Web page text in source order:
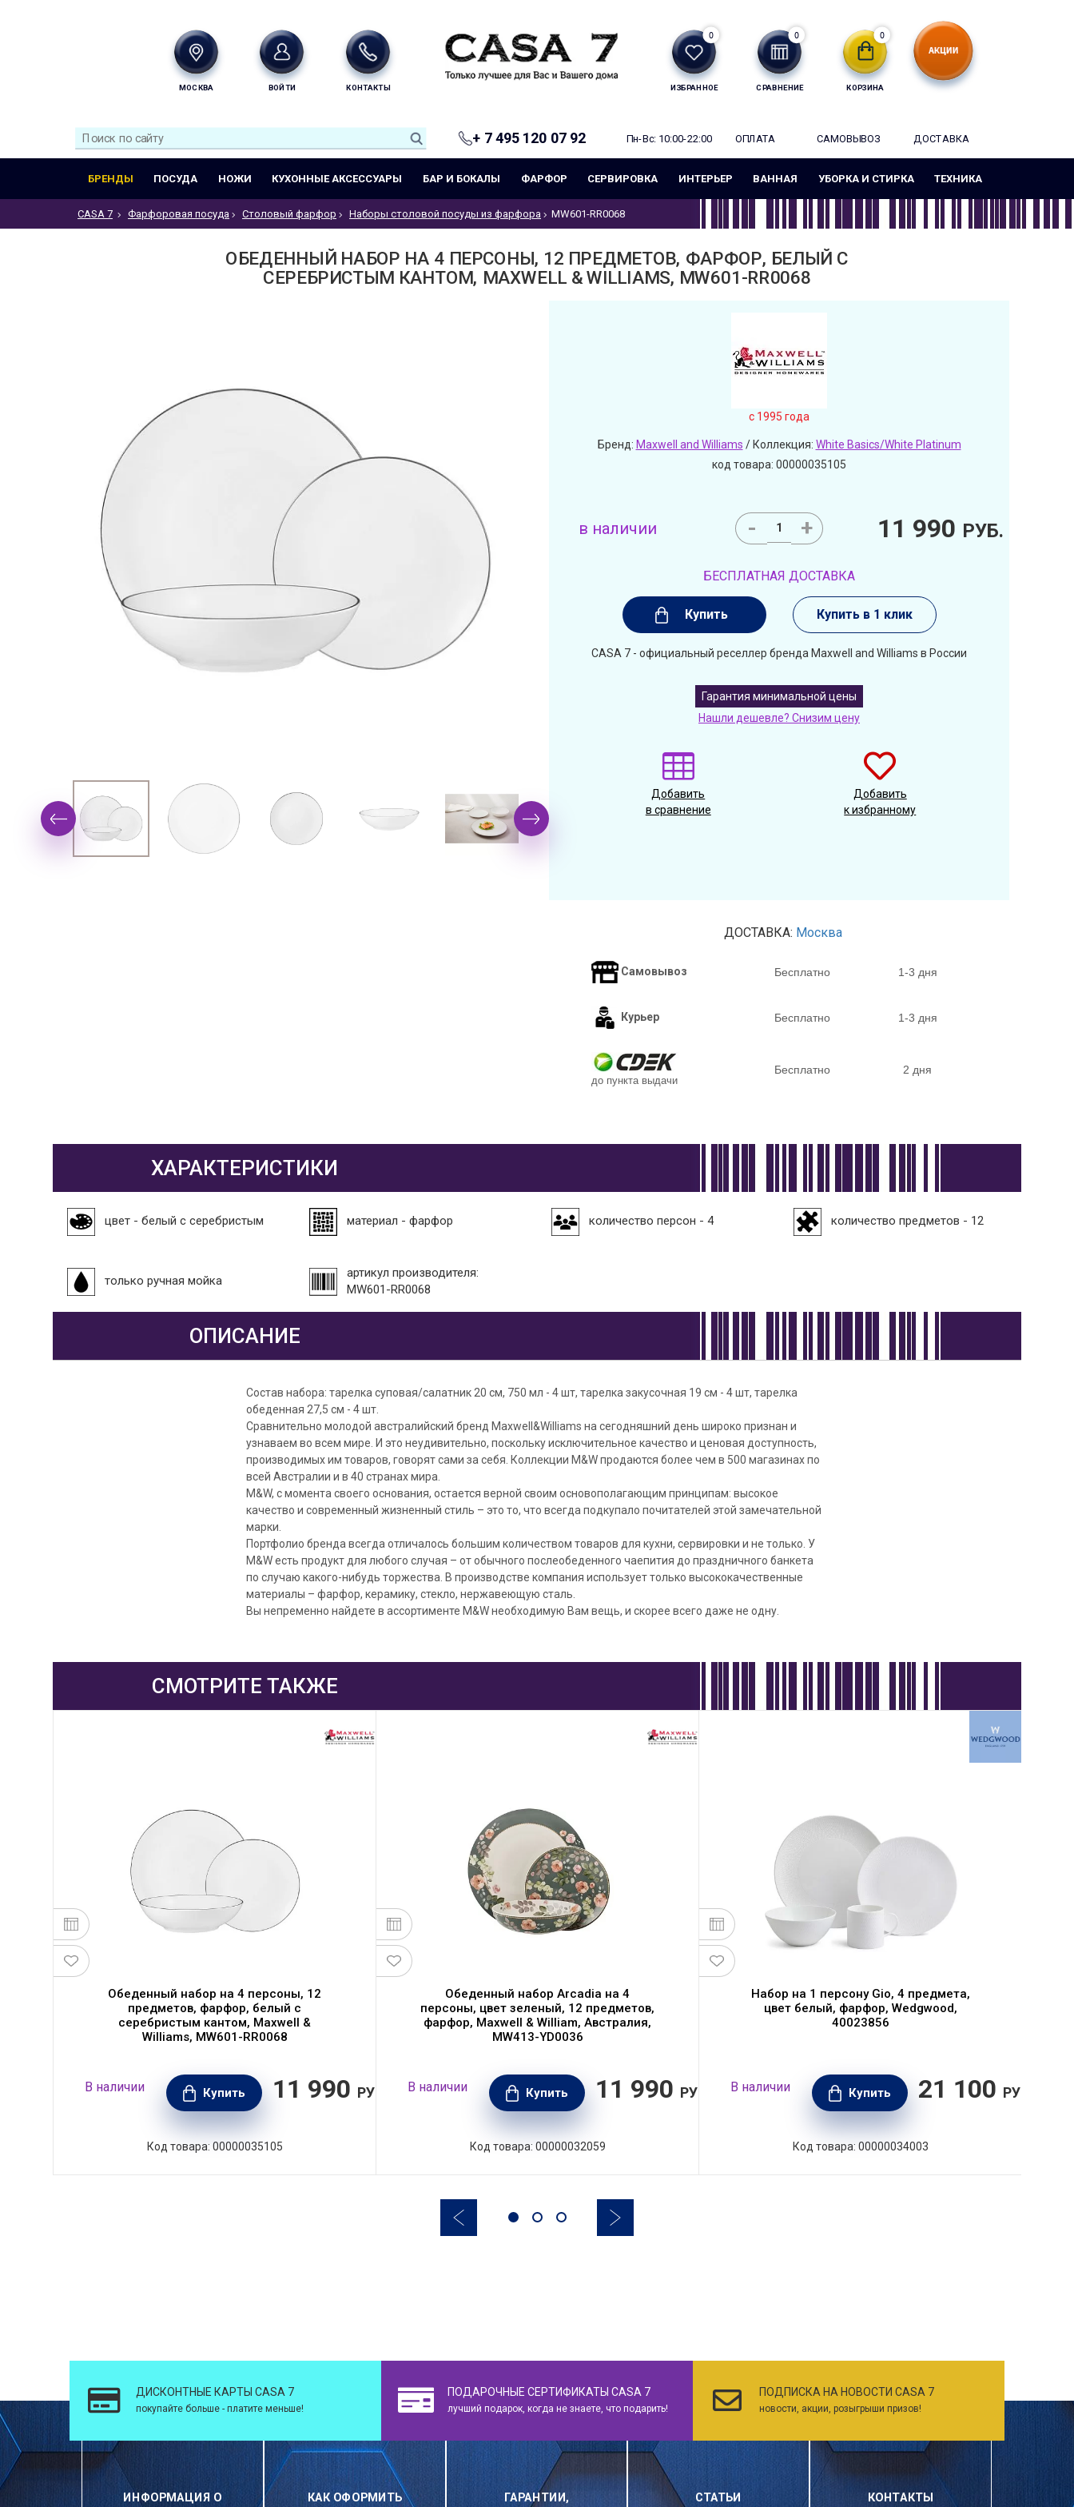
МОСКВА ВОЙТИ КОНТАКТЫ ИЗБРАННОЕ
0
СРАВНЕНИЕ
0
КОРЗИНА
0
+ 7 495 120 07 92 Пн-Вс: 10:00-22:00 ОПЛАТА САМОВЫВОЗ ДОСТАВКА
БРЕНДЫ ПОСУДА НОЖИ КУХОННЫЕ АКСЕССУАРЫ БАР И БОКАЛЫ ФАРФОР СЕРВИРОВКА ИНТЕРЬЕР ВАННАЯ УБОРКА И СТИРКА ТЕХНИКА
CASA 7 Фарфоровая посуда Столовый фарфор Наборы столовой посуды из фарфора MW601-RR0068
ОБЕДЕННЫЙ НАБОР НА 4 ПЕРСОНЫ, 12 ПРЕДМЕТОВ, ФАРФОР, БЕЛЫЙ С
СЕРЕБРИСТЫМ КАНТОМ, MAXWELL & WILLIAMS, MW601-RR0068
c 1995 года
Бренд: Maxwell and Williams / Коллекция: White Basics/White Platinum
код товара: 00000035105
в наличии - + 11 990 РУБ.
БЕСПЛАТНАЯ ДОСТАВКА
Купить Купить в 1 клик
CASA 7 - официальный реселлер бренда Maxwell and Williams в России
Гарантия минимальной цены
Нашли дешевле? Снизим цену
Добавить
в сравнение
Добавить
к избранному
ДОСТАВКА: Москва
Самовывоз Бесплатно 1-3 дня
Курьер Бесплатно 1-3 дня
до пункта выдачи
Бесплатно 2 дня
ХАРАКТЕРИСТИКИ
цвет - белый с серебристым материал - фарфор количество персон - 4 количество предметов - 12
только ручная мойка
артикул производителя:
MW601-RR0068
ОПИСАНИЕ
Состав набора: тарелка суповая/салатник 20 см, 750 мл - 4 шт, тарелка закусочная 19 см - 4 шт, тарелка
обеденная 27,5 см - 4 шт.
Сравнительно молодой австралийский бренд Maxwell&Williams на сегодняшний день широко признан и
узнаваем во всем мире. И это неудивительно, поскольку исключительное качество и ценовая доступность,
производимых им товаров, говорят сами за себя. Коллекции M&W продаются более чем в 500 магазинах по
всей Австралии и в 40 странах мира.
M&W, с момента своего основания, остается верной своим основополагающим принципам: высокое
качество и современный жизненный стиль – это то, что всегда подкупало почитателей этой замечательной
марки.
Портфолио бренда всегда отличалось большим количеством товаров для кухни, сервировки и не только. У
M&W есть продукт для любого случая – от обычного послеобеденного чаепития до праздничного банкета
по случаю какого-нибудь торжества. В производстве компания использует только высококачественные
материалы – фарфор, керамику, стекло, нержавеющую сталь.
Вы непременно найдете в ассортименте M&W необходимую Вам вещь, и скорее всего даже не одну.
СМОТРИТЕ ТАКЖЕ
Обеденный набор на 4 персоны, 12
предметов, фарфор, белый с
серебристым кантом, Maxwell &
Williams, MW601-RR0068
В наличии Купить 11 990 РУБ.
Код товара: 00000035105
Обеденный набор Arcadia на 4
персоны, цвет зеленый, 12 предметов,
фарфор, Maxwell & William, Австралия,
MW413-YD0036
В наличии Купить 11 990 РУБ.
Код товара: 00000032059
Набор на 1 персону Gio, 4 предмета,
цвет белый, фарфор, Wedgwood,
40023856
В наличии Купить 21 100 РУБ.
Код товара: 00000034003
ДИСКОНТНЫЕ КАРТЫ CASA 7
покупайте больше - платите меньше!
ПОДАРОЧНЫЕ СЕРТИФИКАТЫ CASA 7
лучший подарок, когда не знаете, что подарить!
ПОДПИСКА НА НОВОСТИ CASA 7
новости, акции, розыгрыши призов!
ИНФОРМАЦИЯ О
КАК ОФОРМИТЬ
ГАРАНТИИ,
СТАТЬИ КОНТАКТЫ